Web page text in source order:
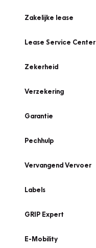
Zakelijke lease
Lease Service Center
Zekerheid
Verzekering
Garantie
Pechhulp
Vervangend Vervoer
Labels
GRIP Expert
E-Mobility